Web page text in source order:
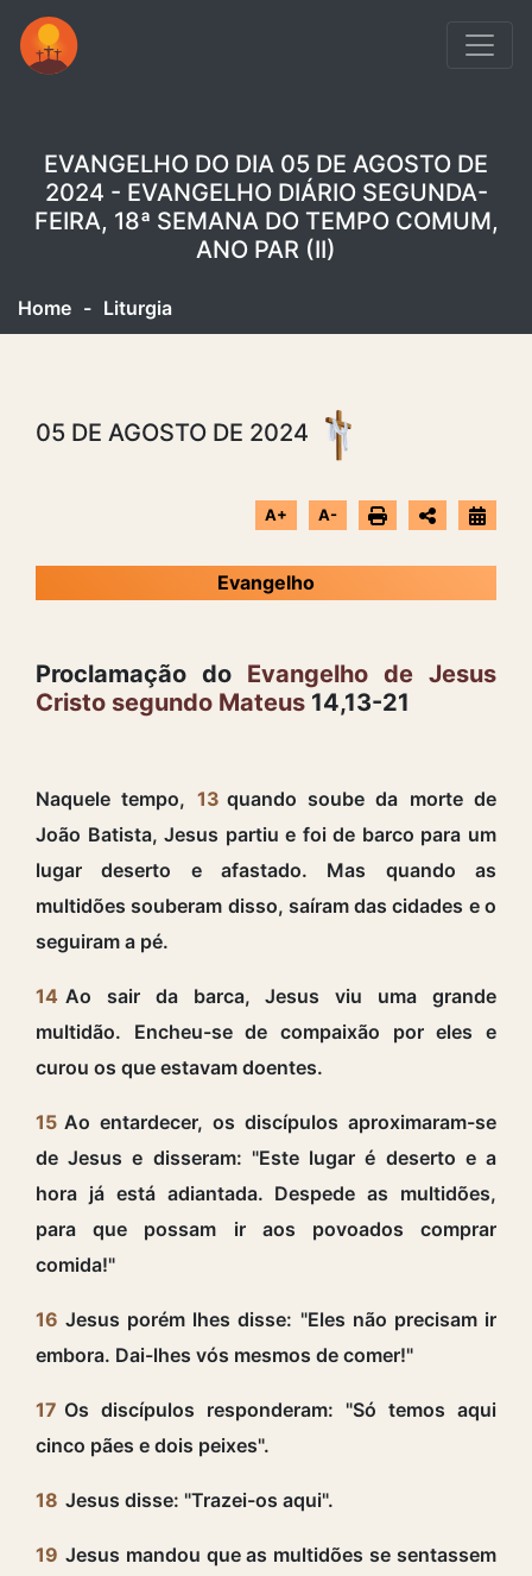
EVANGELHO DO DIA 05 DE AGOSTO DE
2024 - EVANGELHO DIÁRIO SEGUNDA-
FEIRA, 18ª SEMANA DO TEMPO COMUM,
ANO PAR (II)
Home - Liturgia
05 DE AGOSTO DE 2024
A+ A-
Evangelho
Proclamação do Evangelho de Jesus
Cristo segundo Mateus 14,13-21
Naquele tempo, 13 quando soube da morte de
João Batista, Jesus partiu e foi de barco para um
lugar deserto e afastado. Mas quando as
multidões souberam disso, saíram das cidades e o
seguiram a pé.
14 Ao sair da barca, Jesus viu uma grande
multidão. Encheu-se de compaixão por eles e
curou os que estavam doentes.
15 Ao entardecer, os discípulos aproximaram-se
de Jesus e disseram: "Este lugar é deserto e a
hora já está adiantada. Despede as multidões,
para que possam ir aos povoados comprar
comida!"
16 Jesus porém lhes disse: "Eles não precisam ir
embora. Dai-lhes vós mesmos de comer!"
17 Os discípulos responderam: "Só temos aqui
cinco pães e dois peixes".
18 Jesus disse: "Trazei-os aqui".
19 Jesus mandou que as multidões se sentassem